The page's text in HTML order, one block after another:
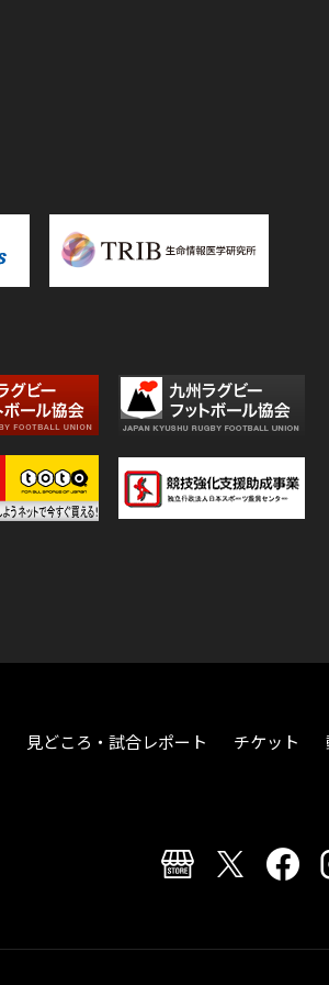
見どころ・試合レポート チケット